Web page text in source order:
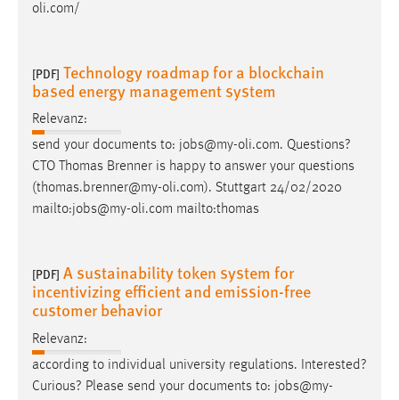
oli.com/
[PDF] Technology roadmap for a blockchain
based energy management system
Relevanz:
send your documents to: jobs@my-oli.com. Questions?
CTO Thomas Brenner is happy to answer your questions
(thomas.brenner@my-oli.com). Stuttgart 24/02/2020
mailto:jobs@my-oli.com mailto:thomas
[PDF] A sustainability token system for
incentivizing efficient and emission-free
customer behavior
Relevanz:
according to individual university regulations. Interested?
Curious? Please send your documents to: jobs@my-
Name:
Zweck:
Das Cookie speichert die gewählte Sprache der Website.
Cookie Laufzeit:
30 Tage
Chat
Zweck:
Wird benötigt um die Chatfunktion nutzen zu können.
Cookie Laufzeit:
MibewSessionID, mibew-chat-frame-style-
5e9dbeb1811c0446 = Sitzungslaufzeit, mibew_locale = 3